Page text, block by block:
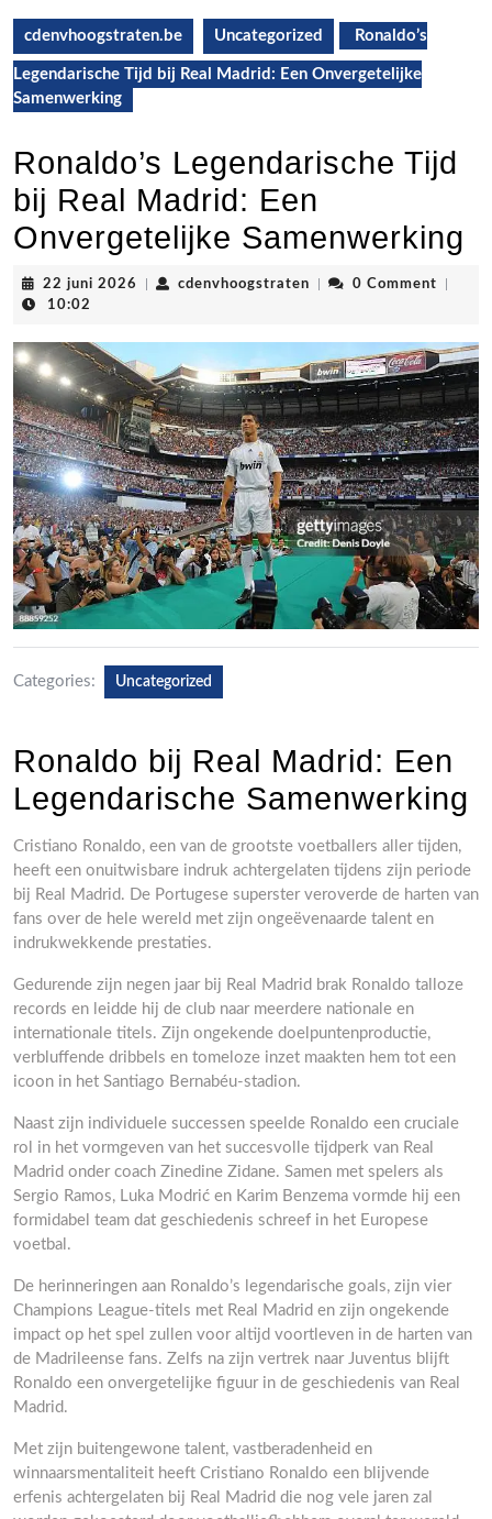
cdenvhoogstraten.be Uncategorized Ronaldo’s
Legendarische Tijd bij Real Madrid: Een Onvergetelijke
Samenwerking
Ronaldo’s Legendarische Tijd
bij Real Madrid: Een
Onvergetelijke Samenwerking
22 juni 2026 22
cdenvhoogstraten cdenvhoogstraten
0 Comment
10:02
Categories: Uncategorized
Ronaldo bij Real Madrid: Een
Legendarische Samenwerking
Cristiano Ronaldo, een van de grootste voetballers aller tijden,
heeft een onuitwisbare indruk achtergelaten tijdens zijn periode
bij Real Madrid. De Portugese superster veroverde de harten van
fans over de hele wereld met zijn ongeëvenaarde talent en
indrukwekkende prestaties.
Gedurende zijn negen jaar bij Real Madrid brak Ronaldo talloze
records en leidde hij de club naar meerdere nationale en
internationale titels. Zijn ongekende doelpuntenproductie,
verbluffende dribbels en tomeloze inzet maakten hem tot een
icoon in het Santiago Bernabéu-stadion.
Naast zijn individuele successen speelde Ronaldo een cruciale
rol in het vormgeven van het succesvolle tijdperk van Real
Madrid onder coach Zinedine Zidane. Samen met spelers als
Sergio Ramos, Luka Modrić en Karim Benzema vormde hij een
formidabel team dat geschiedenis schreef in het Europese
voetbal.
De herinneringen aan Ronaldo’s legendarische goals, zijn vier
Champions League-titels met Real Madrid en zijn ongekende
impact op het spel zullen voor altijd voortleven in de harten van
de Madrileense fans. Zelfs na zijn vertrek naar Juventus blijft
Ronaldo een onvergetelijke figuur in de geschiedenis van Real
Madrid.
Met zijn buitengewone talent, vastberadenheid en
winnaarsmentaliteit heeft Cristiano Ronaldo een blijvende
erfenis achtergelaten bij Real Madrid die nog vele jaren zal